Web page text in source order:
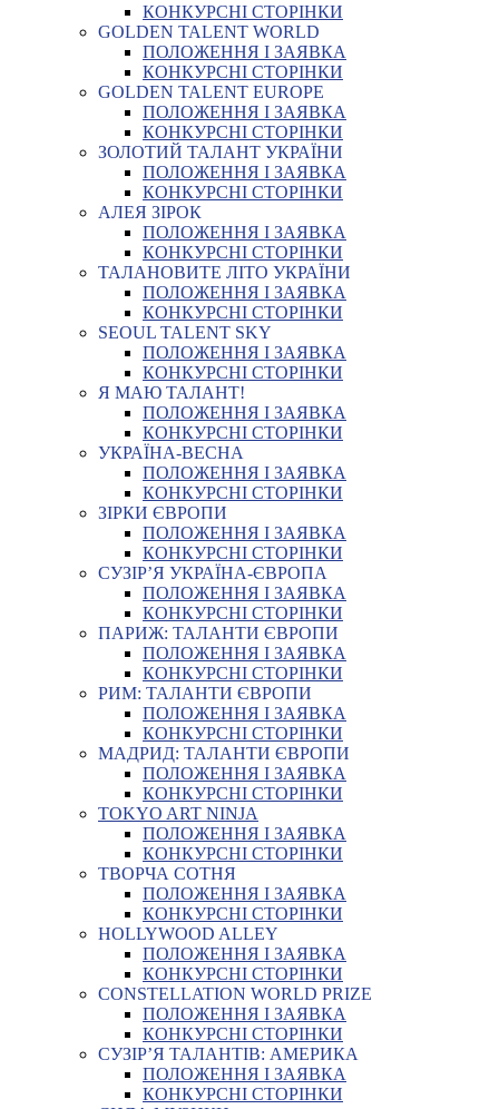
КОНКУРСНІ СТОРІНКИ
GOLDEN TALENT WORLD
ПОЛОЖЕННЯ І ЗАЯВКА
КОНКУРСНІ СТОРІНКИ
GOLDEN TALENT EUROPE
ПОЛОЖЕННЯ І ЗАЯВКА
КОНКУРСНІ СТОРІНКИ
ЗОЛОТИЙ ТАЛАНТ УКРАЇНИ
ПОЛОЖЕННЯ І ЗАЯВКА
КОНКУРСНІ СТОРІНКИ
АЛЕЯ ЗІРОК
ПОЛОЖЕННЯ І ЗАЯВКА
КОНКУРСНІ СТОРІНКИ
ТАЛАНОВИТЕ ЛІТО УКРАЇНИ
ПОЛОЖЕННЯ І ЗАЯВКА
КОНКУРСНІ СТОРІНКИ
SEOUL TALENT SKY
ПОЛОЖЕННЯ І ЗАЯВКА
КОНКУРСНІ СТОРІНКИ
Я МАЮ ТАЛАНТ!
ПОЛОЖЕННЯ І ЗАЯВКА
КОНКУРСНІ СТОРІНКИ
УКРАЇНА-ВЕСНА
ПОЛОЖЕННЯ І ЗАЯВКА
КОНКУРСНІ СТОРІНКИ
ЗІРКИ ЄВРОПИ
ПОЛОЖЕННЯ І ЗАЯВКА
КОНКУРСНІ СТОРІНКИ
СУЗІР’Я УКРАЇНА-ЄВРОПА
ПОЛОЖЕННЯ І ЗАЯВКА
КОНКУРСНІ СТОРІНКИ
ПАРИЖ: ТАЛАНТИ ЄВРОПИ
ПОЛОЖЕННЯ І ЗАЯВКА
КОНКУРСНІ СТОРІНКИ
РИМ: ТАЛАНТИ ЄВРОПИ
ПОЛОЖЕННЯ І ЗАЯВКА
КОНКУРСНІ СТОРІНКИ
МАДРИД: ТАЛАНТИ ЄВРОПИ
ПОЛОЖЕННЯ І ЗАЯВКА
КОНКУРСНІ СТОРІНКИ
TOKYO ART NINJA
ПОЛОЖЕННЯ І ЗАЯВКА
КОНКУРСНІ СТОРІНКИ
ТВОРЧА СОТНЯ
ПОЛОЖЕННЯ І ЗАЯВКА
КОНКУРСНІ СТОРІНКИ
HOLLYWOOD ALLEY
ПОЛОЖЕННЯ І ЗАЯВКА
КОНКУРСНІ СТОРІНКИ
CONSTELLATION WORLD PRIZE
ПОЛОЖЕННЯ І ЗАЯВКА
КОНКУРСНІ СТОРІНКИ
СУЗІР’Я ТАЛАНТІВ: АМЕРИКА
ПОЛОЖЕННЯ І ЗАЯВКА
КОНКУРСНІ СТОРІНКИ